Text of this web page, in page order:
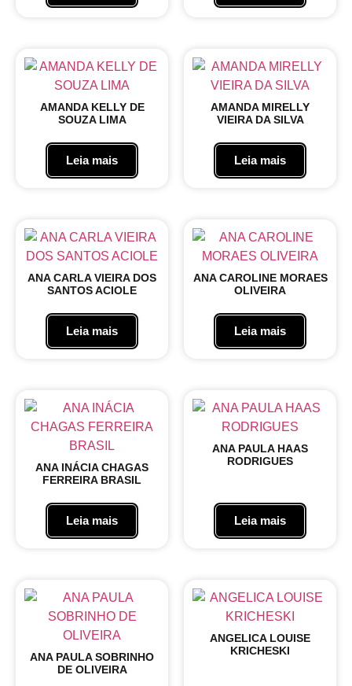
AMANDA KELLY DE
SOUZA LIMA
Leia mais
AMANDA MIRELLY
VIEIRA DA SILVA
Leia mais
ANA CARLA VIEIRA DOS
SANTOS ACIOLE
Leia mais
ANA CAROLINE MORAES
OLIVEIRA
Leia mais
ANA INÁCIA CHAGAS
FERREIRA BRASIL
Leia mais
ANA PAULA HAAS
RODRIGUES
Leia mais
ANA PAULA SOBRINHO
DE OLIVEIRA
ANGELICA LOUISE
KRICHESKI